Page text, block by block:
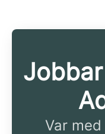
Var